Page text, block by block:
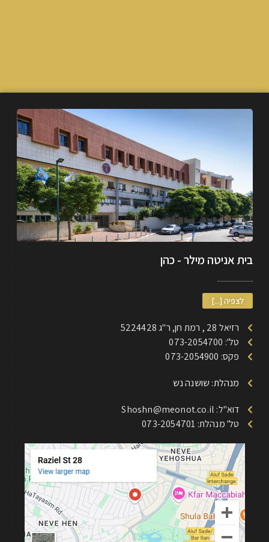
בית אניטה מילר - כהן
לצפיה [...]
רזיאל 28 , רמת חן, ר"ג 5224428
טל': 073-2054700
פקס: 073-2054900
מנהלת: שושנה נש
דוא"ל: Shoshn@meonot.co.il
טל' מנהלת: 073-2054701